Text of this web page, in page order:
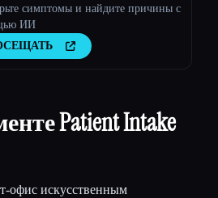
симптомы и найдите причины с
ИИ
Patient Intake
офис искусственным